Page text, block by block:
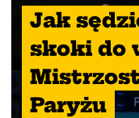
Jak
skoki do
Paryżu